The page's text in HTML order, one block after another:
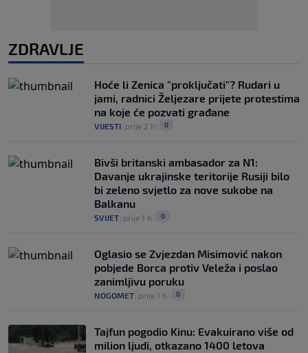
ZDRAVLJE
Hoće li Zenica "proključati"? Rudari u
jami, radnici Željezare prijete protestima
na koje će pozvati građane
VIJESTI prije 2 h 0
Bivši britanski ambasador za N1:
Davanje ukrajinske teritorije Rusiji bilo
bi zeleno svjetlo za nove sukobe na
Balkanu
SVIJET prije 1 h 0
Oglasio se Zvjezdan Misimović nakon
pobjede Borca protiv Veleža i poslao
zanimljivu poruku
NOGOMET prije 1 h 0
Tajfun pogodio Kinu: Evakuirano više od
milion ljudi, otkazano 1400 letova